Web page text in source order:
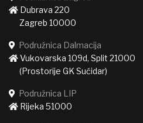
Dubrava 220
Zagreb 10000
Podružnica Dalmacija
Vukovarska 109d, Split 21000
(Prostorije GK Sućidar)
Podružnica LIP
Rijeka 51000